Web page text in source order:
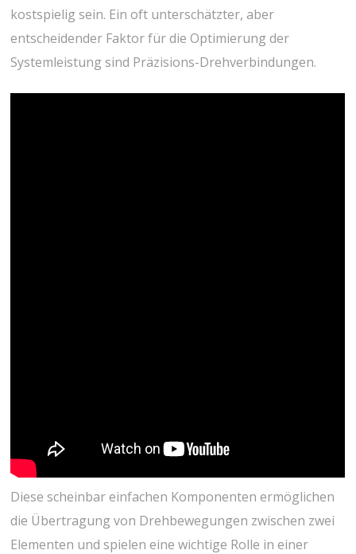
kostspielig sein. Ein oft unterschätzter, aber
entscheidender Faktor für die Optimierung der
Systemleistung sind Präzisions-Drehverbindungen.
Diese scheinbar einfachen Komponenten ermöglichen
die Übertragung von Drehbewegungen zwischen zwei
Elementen und spielen eine wichtige Rolle in einer